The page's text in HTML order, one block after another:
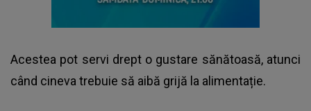
Acestea pot servi drept o gustare sănătoasă, atunci
când cineva trebuie să aibă grijă la alimentație.